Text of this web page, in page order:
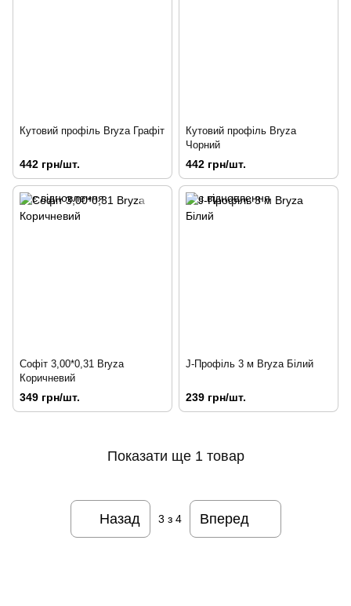
Кутовий профіль Bryza Графіт
442 грн/шт.
Кутовий профіль Bryza
Чорний
442 грн/шт.
Софіт 3,00*0,31 Bryza
Коричневий
349 грн/шт.
J-Профіль 3 м Bryza Білий
239 грн/шт.
Показати ще 1 товар
Назад 3 з 4 Вперед